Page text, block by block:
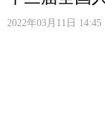
2022年03月11日